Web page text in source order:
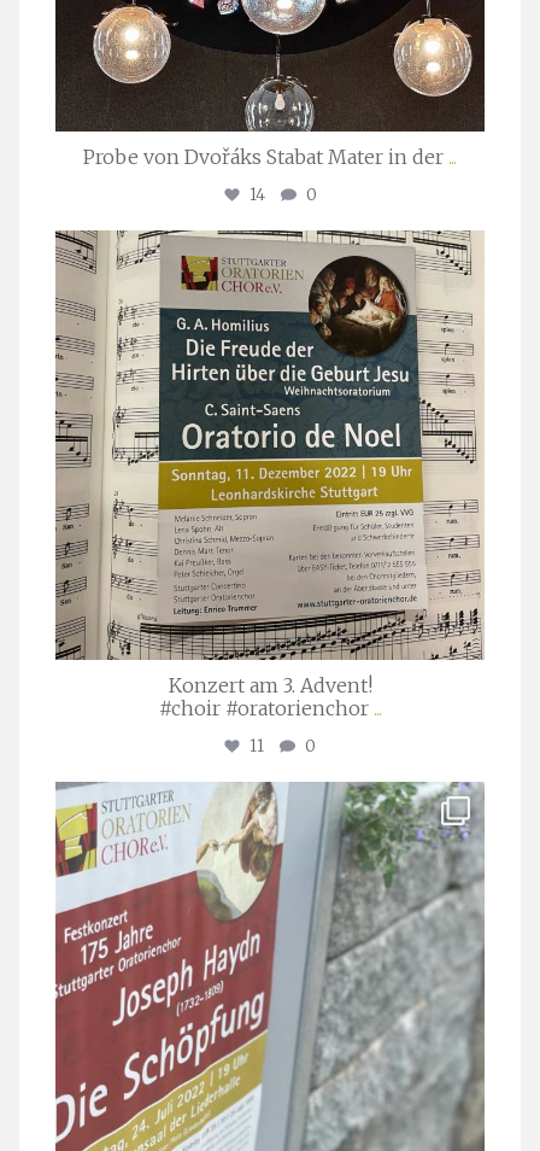
Probe von Dvořáks Stabat Mater in der ...
14 0
stuttgarter_oratorienchor
Nov. 29
Konzert am 3. Advent!
#choir #oratorienchor ...
11 0
stuttgarter_oratorienchor
Juli 23